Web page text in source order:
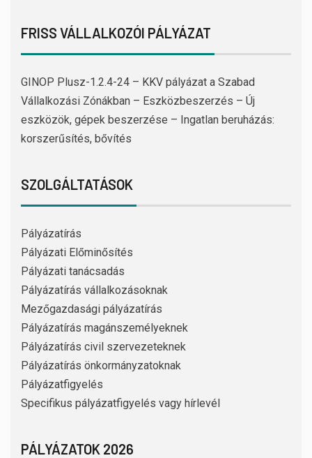
FRISS VÁLLALKOZÓI PÁLYÁZAT
GINOP Plusz-1.2.4-24 – KKV pályázat a Szabad
Vállalkozási Zónákban – Eszközbeszerzés – Új
eszközök, gépek beszerzése – Ingatlan beruházás:
korszerűsítés, bővítés
SZOLGÁLTATÁSOK
Pályázatírás
Pályázati Előminősítés
Pályázati tanácsadás
Pályázatírás vállalkozásoknak
Mezőgazdasági pályázatírás
Pályázatírás magánszemélyeknek
Pályázatírás civil szervezeteknek
Pályázatírás önkormányzatoknak
Pályázatfigyelés
Specifikus pályázatfigyelés vagy hírlevél
PÁLYÁZATOK 2026